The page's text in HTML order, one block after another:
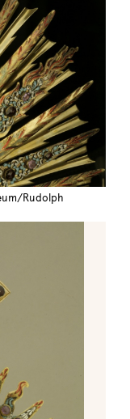
Rudolph